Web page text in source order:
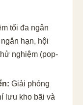
tối đa ngân
hạn, hội
nghiệm (pop-
Giải phóng
lưu kho bãi và